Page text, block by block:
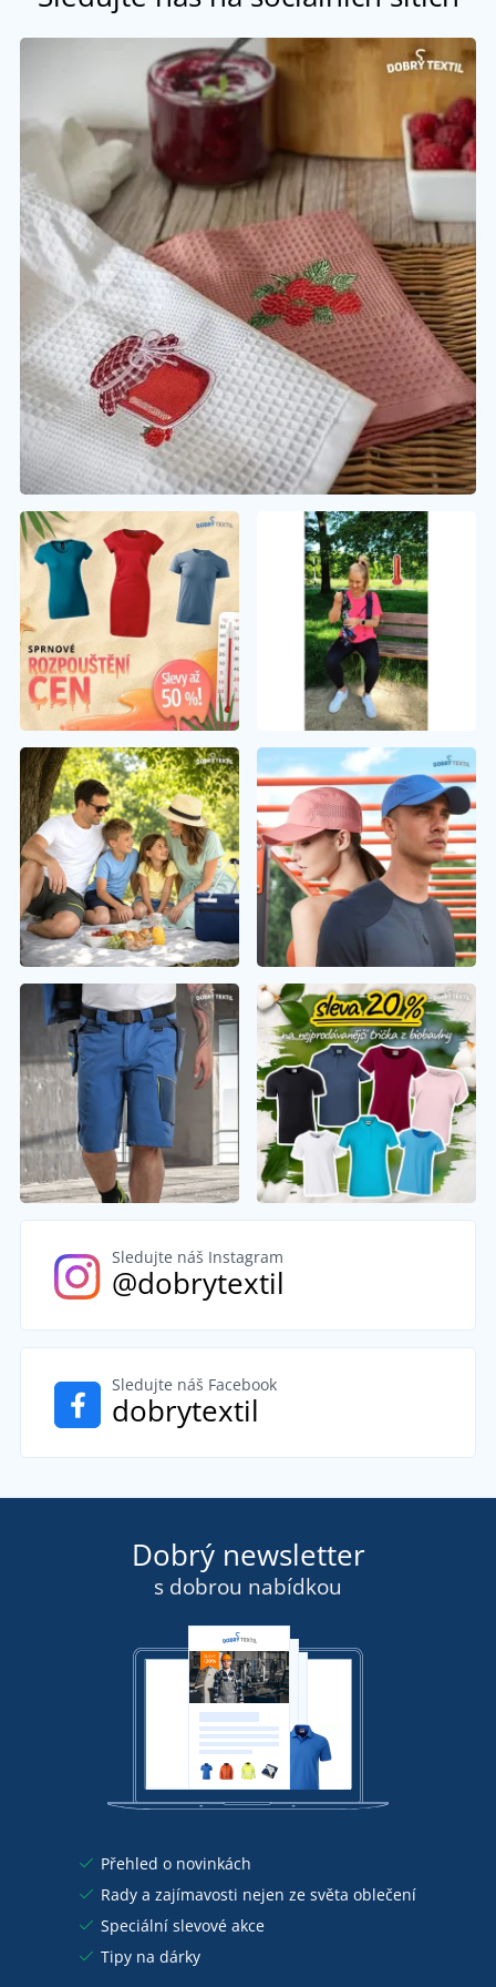
Sledujte náš Instagram
@dobrytextil
Sledujte náš Facebook
dobrytextil
Dobrý newsletter
s dobrou nabídkou
Přehled o novinkách
Rady a zajímavosti nejen ze světa oblečení
Speciální slevové akce
Tipy na dárky